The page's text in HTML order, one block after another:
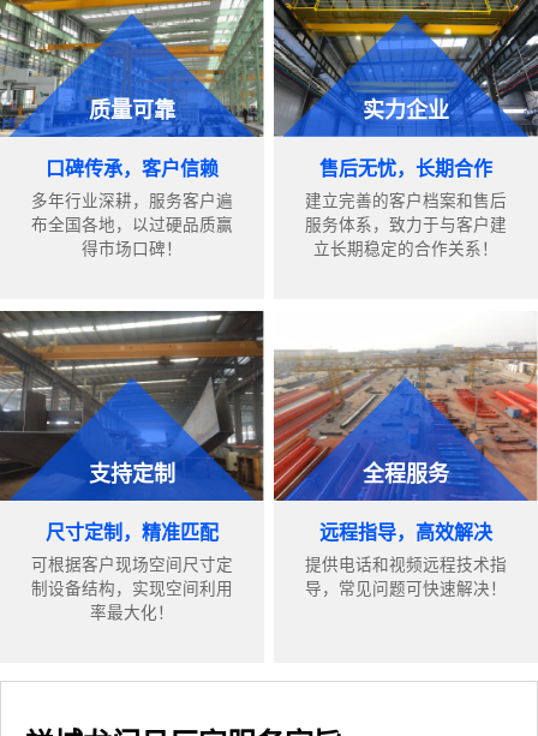
质量可靠
口碑传承，客户信赖
多年行业深耕，服务客户遍
布全国各地，以过硬品质赢
得市场口碑！
实力企业
售后无忧，长期合作
建立完善的客户档案和售后
服务体系，致力于与客户建
立长期稳定的合作关系！
支持定制
尺寸定制，精准匹配
可根据客户现场空间尺寸定
制设备结构，实现空间利用
率最大化！
全程服务
远程指导，高效解决
提供电话和视频远程技术指
导，常见问题可快速解决！